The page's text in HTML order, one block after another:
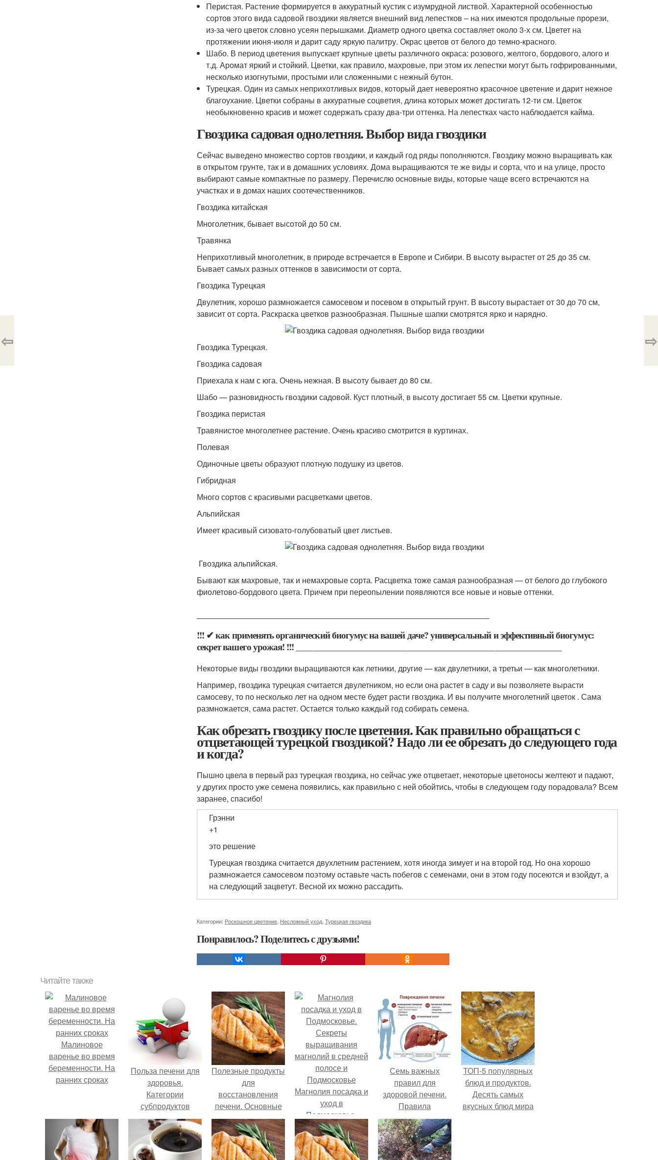
Перистая. Растение формируется в аккуратный кустик с изумрудной листвой. Характерной особенностью
сортов этого вида садовой гвоздики является внешний вид лепестков – на них имеются продольные прорези,
из-за чего цветок словно усеян перышками. Диаметр одного цветка составляет около 3-х см. Цветет на
протяжении июня-июля и дарит саду яркую палитру. Окрас цветов от белого до темно-красного.
Шабо. В период цветения выпускает крупные цветы различного окраса: розового, желтого, бордового, алого и
т.д. Аромат яркий и стойкий. Цветки, как правило, махровые, при этом их лепестки могут быть гофрированными,
несколько изогнутыми, простыми или сложенными с нежный бутон.
Турецкая. Один из самых неприхотливых видов, который дает невероятно красочное цветение и дарит нежное
благоухание. Цветки собраны в аккуратные соцветия, длина которых может достигать 12-ти см. Цветок
необыкновенно красив и может содержать сразу два-три оттенка. На лепестках часто наблюдается кайма.
Гвоздика садовая однолетняя. Выбор вида гвоздики
Сейчас выведено множество сортов гвоздики, и каждый год ряды пополняются. Гвоздику можно выращивать как
в открытом грунте, так и в домашних условиях. Дома выращиваются те же виды и сорта, что и на улице, просто
выбирают самые компактные по размеру. Перечислю основные виды, которые чаще всего встречаются на
участках и в домах наших соотечественников.
Гвоздика китайская
Многолетник, бывает высотой до 50 см.
Травянка
Неприхотливый многолетник, в природе встречается в Европе и Сибири. В высоту вырастет от 25 до 35 см.
Бывает самых разных оттенков в зависимости от сорта.
Гвоздика Турецкая
Двулетник, хорошо размножается самосевом и посевом в открытый грунт. В высоту вырастает от 30 до 70 см,
зависит от сорта. Раскраска цветков разнообразная. Пышные шапки смотрятся ярко и нарядно.
Гвоздика Турецкая.
Гвоздика садовая
Приехала к нам с юга. Очень нежная. В высоту бывает до 80 см.
Шабо — разновидность гвоздики садовой. Куст плотный, в высоту достигает 55 см. Цветки крупные.
Гвоздика перистая
Травянистое многолетнее растение. Очень красиво смотрится в куртинах.
Полевая
Одиночные цветы образуют плотную подушку из цветов.
Гибридная
Много сортов с красивыми расцветками цветов.
Альпийская
Имеет красивый сизовато-голубоватый цвет листьев.
Гвоздика альпийская.
Бывают как махровые, так и немахровые сорта. Расцветка тоже самая разнообразная — от белого до глубокого
фиолетово-бордового цвета. Причем при переопылении появляются все новые и новые оттенки.
!!! ✔ как применять органический биогумус на вашей даче? универсальный и эффективный биогумус:
секрет вашего урожая! !!! ____________________________________________________________
Некоторые виды гвоздики выращиваются как летники, другие — как двулетники, а третьи — как многолетники.
Например, гвоздика турецкая считается двулетником, но если она растет в саду и вы позволяете вырасти
самосеву, то по несколько лет на одном месте будет расти гвоздика. И вы получите многолетний цветок . Сама
размножается, сама растет. Остается только каждый год собирать семена.
Как обрезать гвоздику после цветения. Как правильно обращаться с
отцветающей турецкой гвоздикой? Надо ли ее обрезать до следующего года
и когда?
Пышно цвела в первый раз турецкая гвоздика, но сейчас уже отцветает, некоторые цветоносы желтеют и падают,
у других просто уже семена появились, как правильно с ней обойтись, чтобы в следующем году порадовала? Всем
заранее, спасибо!
Грэнни
+1
это решение
Турецкая гвоздика считается двухлетним растением, хотя иногда зимует и на второй год. Но она хорошо
размножается самосевом поэтому оставьте часть побегов с семенами, они в этом году посеются и взойдут, а
на следующий зацветут. Весной их можно рассадить.
Категории: Роскошное цветение Несложный уход Турецкая гвоздика
Понравилось? Поделитесь с друзьями!
⇦ ⇨
Читайте также
Малиновое
варенье во время
беременности. На
ранних сроках
Польза печени для
здоровья.
Категории
субпродуктов
Полезные продукты
для
восстановления
печени. Основные
принципы питания
при патологиях
печени
Магнолия посадка и
уход в
Подмосковье.
Секреты
выращивания
магнолий в средней
Семь важных
правил для
здоровой печени.
Правила
сохранения
здоровья печени
ТОП-5 популярных
блюд и продуктов.
Десять самых
вкусных блюд мира